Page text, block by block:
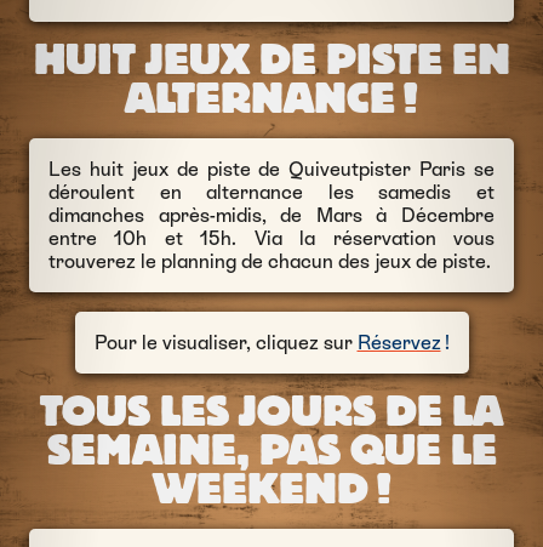
HUIT JEUX DE PISTE EN
ALTERNANCE !
Les huit jeux de piste de Quiveutpister Paris se
déroulent en alternance les samedis et
dimanches après-midis, de Mars à Décembre
entre 10h et 15h. Via la réservation vous
trouverez le planning de chacun des jeux de piste.
Pour le visualiser, cliquez sur Réservez!
TOUS LES JOURS DE LA
SEMAINE, PAS QUE LE
WEEKEND !